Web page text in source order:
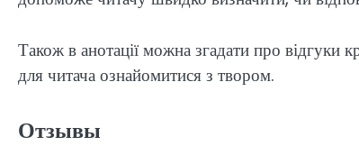
Також в анотації можна згадати про відгуки
для читача ознайомитися з твором.
Отзывы